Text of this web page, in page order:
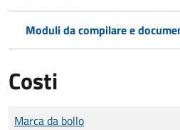
Moduli da compilare e
Costi
Tipo di pagamento
Importo
Marca da bollo